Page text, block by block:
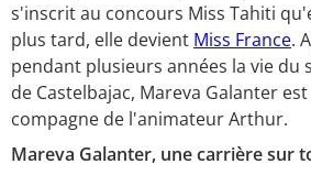
s'inscrit au concours Miss Tahiti
plus tard, elle devient Miss France.
pendant plusieurs années la vie du
de Castelbajac, Mareva Galanter
compagne de l'animateur Arthur.
Mareva Galanter, une carrière sur